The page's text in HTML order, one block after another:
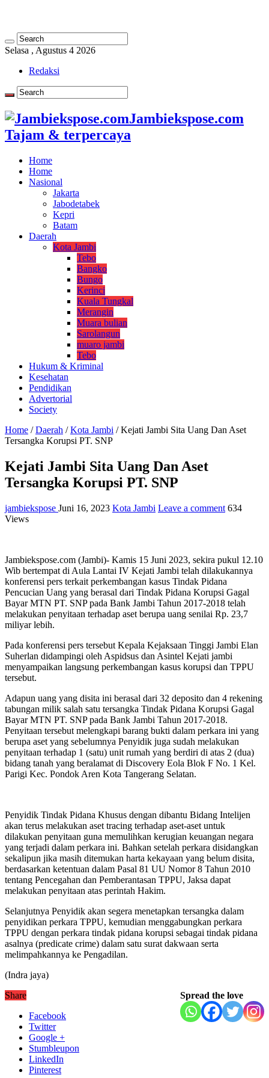
Selasa , Agustus 4 2026
Redaksi
Jambiekspose.com
Tajam & terpercaya
Home
Home
Nasional
Jakarta
Jabodetabek
Kepri
Batam
Daerah
Kota Jambi
Tebo
Bangko
Bungo
Kerinci
Kuala Tungkal
Merangin
Muara bulian
Sarolangun
muaro jambi
Tebo
Hukum & Kriminal
Kesehatan
Pendidikan
Advertorial
Society
Home / Daerah / Kota Jambi / Kejati Jambi Sita Uang Dan Aset
Tersangka Korupsi PT. SNP
Kejati Jambi Sita Uang Dan Aset
Tersangka Korupsi PT. SNP
jambiekspose Juni 16, 2023 Kota Jambi Leave a comment 634
Views
Jambiekspose.com (Jambi)- Kamis 15 Juni 2023, sekira pukul 12.10
Wib bertempat di Aula Lantai IV Kejati Jambi telah dilakukannya
konferensi pers terkait perkembangan kasus Tindak Pidana
Pencucian Uang yang berasal dari Tindak Pidana Korupsi Gagal
Bayar MTN PT. SNP pada Bank Jambi Tahun 2017-2018 telah
melakukan penyitaan terhadap aset berupa uang senilai Rp. 23,7
miliyar lebih.
Pada konferensi pers tersebut Kepala Kejaksaan Tinggi Jambi Elan
Suherlan didampingi oleh Aspidsus dan Asintel Kejati jambi
menyampaikan langsung perkembangan kasus korupsi dan TPPU
tersebut.
Adapun uang yang disita ini berasal dari 32 deposito dan 4 rekening
tabungan milik salah satu tersangka Tindak Pidana Korupsi Gagal
Bayar MTN PT. SNP pada Bank Jambi Tahun 2017-2018.
Penyitaan tersebut melengkapi barang bukti dalam perkara ini yang
berupa aset yang sebelumnya Penyidik juga sudah melakukan
penyitaan terhadap 1 (satu) unit rumah yang berdiri di atas 2 (dua)
bidang tanah yang beralamat di Discovery Eola Blok F No. 1 Kel.
Parigi Kec. Pondok Aren Kota Tangerang Selatan.
Penyidik Tindak Pidana Khusus dengan dibantu Bidang Intelijen
akan terus melakukan aset tracing terhadap aset-aset untuk
dilakukan penyitaan guna memulihkan kerugian keuangan negara
yang terjadi dalam perkara ini. Bahkan setelah perkara disidangkan
sekalipun jika masih ditemukan harta kekayaan yang belum disita,
berdasarkan ketentuan dalam Pasal 81 UU Nomor 8 Tahun 2010
tentang Pencegahan dan Pemberantasan TPPU, Jaksa dapat
melakukan penyitaan atas perintah Hakim.
Selanjutnya Penyidik akan segera menetapkan tersangka dalam
penyidikan perkara TPPU, kemudian menggabungkan perkara
TPPU dengan perkara tindak pidana korupsi sebagai tindak pidana
asalnya (predicate crime) dalam satu surat dakwaan serta
melimpahkannya ke Pengadilan.
(Indra jaya)
Spread the love
Share
Facebook
Twitter
Google +
Stumbleupon
LinkedIn
Pinterest